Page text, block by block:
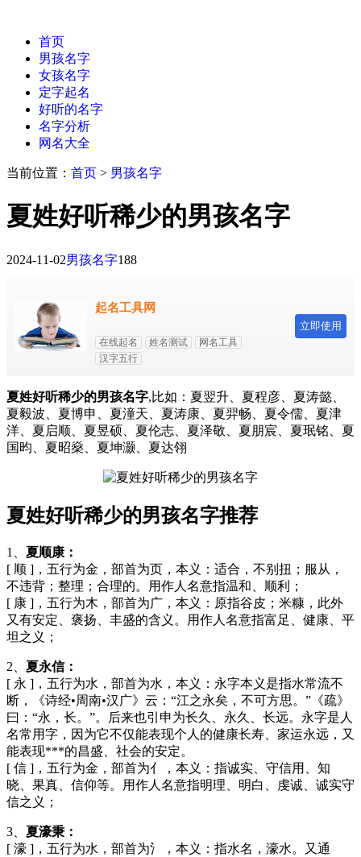
首页
男孩名字
女孩名字
定字起名
好听的名字
名字分析
网名大全
当前位置： 首页 > 男孩名字
夏姓好听稀少的男孩名字
2024-11-02男孩名字188
起名工具网
在线起名 姓名测试
网名工具
汉字五行
立即使用
夏姓好听稀少的男孩名字,比如：夏翌升、夏程彦、夏涛懿、
夏毅波、夏博申、夏潼天、夏涛康、夏羿畅、夏令儒、夏津
洋、夏启顺、夏昱硕、夏伦志、夏泽敬、夏朋宸、夏珉铭、夏
国昀、夏昭燊、夏坤灏、夏达翎
夏姓好听稀少的男孩名字推荐
1、 夏顺康：
[ 顺 ]，五行为金，部首为页，本义：适合，不别扭；服从，
不违背；整理；合理的。用作人名意指温和、顺利；
[ 康 ]，五行为木，部首为广，本义：原指谷皮；米糠，此外
又有安定、褒扬、丰盛的含义。用作人名意指富足、健康、平
坦之义；
2、 夏永信：
[ 永 ]，五行为水，部首为水，本义：永字本义是指水常流不
断，《诗经•周南•汉广》云：“江之永矣，不可方思。”《疏》
曰：“永，长。”。后来也引申为长久、永久、长远。永字是人
名常用字，因为它不仅能表现个人的健康长寿、家运永远，又
能表现***的昌盛、社会的安定。
[ 信 ]，五行为金，部首为亻，本义：指诚实、守信用、知
晓、果真、信仰等。用作人名意指明理、明白、虔诚、诚实守
信之义；
3、 夏濠秉：
[ 濠 ]，五行为水，部首为氵，本义：指水名，濠水。又通